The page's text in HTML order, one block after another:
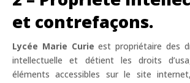
et contrefaçons.
Lycée Marie Curie est propriétaire des
intellectuelle et détient les droits
éléments accessibles sur le site